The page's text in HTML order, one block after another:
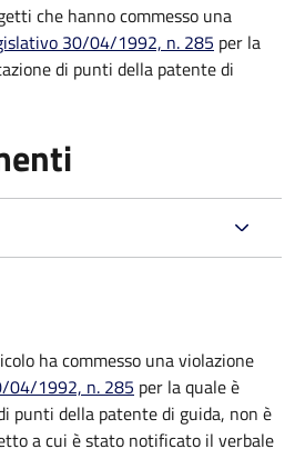
che hanno commesso una
30/04/1992, n. 285 per la
di punti della patente di
ha commesso una violazione
04/1992, n. 285 per la quale è
punti della patente di guida, non è
a cui è stato notificato il verbale